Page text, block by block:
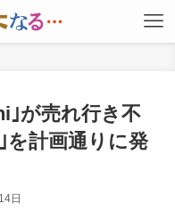
｣が売れ行き不
を計画通りに発
日